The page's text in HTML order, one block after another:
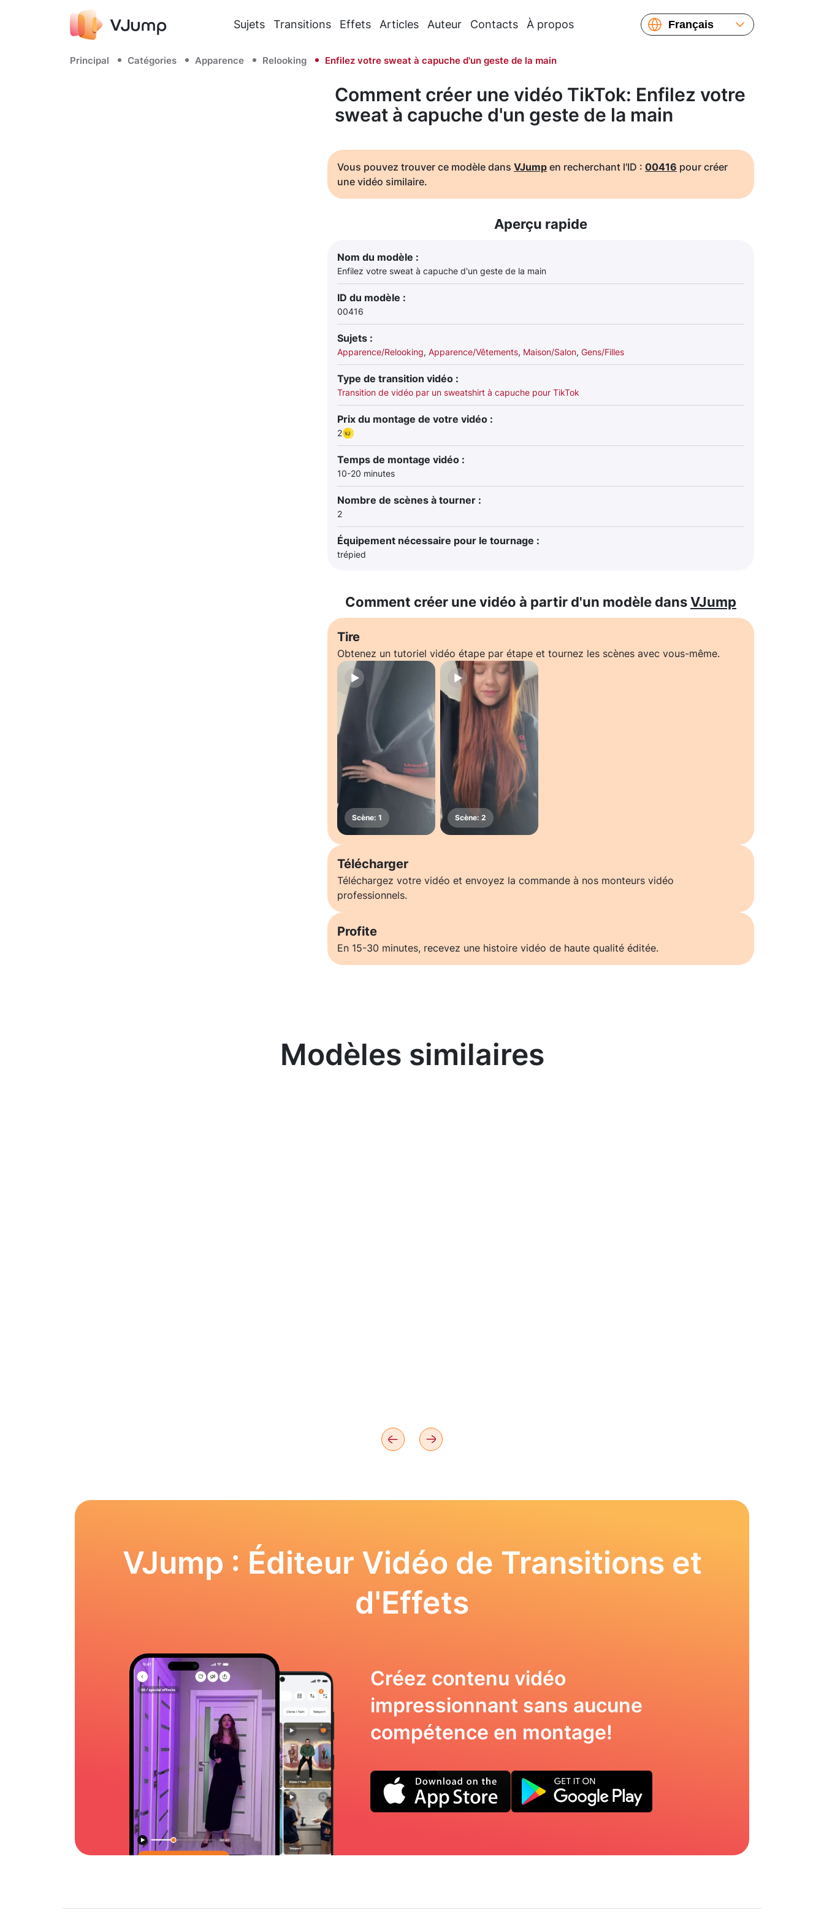
Sujets Transitions Effets Articles Auteur Contacts À propos
Français
Українська
繁體中文
Principal Catégories Apparence Relooking Enfilez votre sweat à capuche d'un geste de la main
Comment créer une vidéo TikTok: Enfilez votre
sweat à capuche d'un geste de la main
Vous pouvez trouver ce modèle dans VJump en recherchant l'ID : 00416 pour créer
une vidéo similaire.
Aperçu rapide
Nom du modèle :
Enfilez votre sweat à capuche d'un geste de la main
ID du modèle :
00416
Sujets :
Apparence/Relooking, Apparence/Vêtements, Maison/Salon, Gens/Filles
Type de transition vidéo :
Transition de vidéo par un sweatshirt à capuche pour TikTok
Prix du montage de votre vidéo :
2
Temps de montage vidéo :
10-20 minutes
Nombre de scènes à tourner :
2
Équipement nécessaire pour le tournage :
trépied
Comment créer une vidéo à partir d'un modèle dansVJump
Tire
Obtenez un tutoriel vidéo étape par étape et tournez les scènes avec vous-même.
Télécharger
Téléchargez votre vidéo et envoyez la commande à nos monteurs vidéo
professionnels.
Profite
En 15-30 minutes, recevez une histoire vidéo de haute qualité éditée.
Modèles similaires
VJump : Éditeur Vidéo de Transitions et
d'Effets
Créez contenu vidéo
impressionnant sans aucune
compétence en montage!